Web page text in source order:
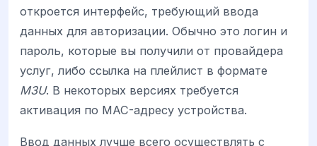
откроется интерфейс, требующий ввода
данных для авторизации. Обычно это логин и
пароль, которые вы получили от провайдера
услуг, либо ссылка на плейлист в формате
M3U. В некоторых версиях требуется
активация по MAC-адресу устройства.
Ввод данных лучше всего осуществлять с